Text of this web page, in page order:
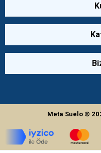
Meta Suelo ©